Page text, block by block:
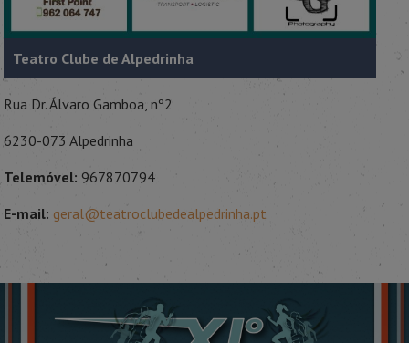
Teatro Clube de Alpedrinha
Rua Dr. Álvaro Gamboa, nº2
6230-073 Alpedrinha
Telemóvel: 967870794
E-mail: geral@teatroclubedealpedrinha.pt